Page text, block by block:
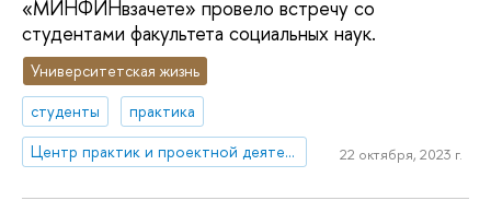
«МИНФИНвзачете» провело встречу со
студентами факультета социальных наук.
Университетская жизнь
студенты
практика
Центр практик и проектной деятельности
22 октября, 2023 г.